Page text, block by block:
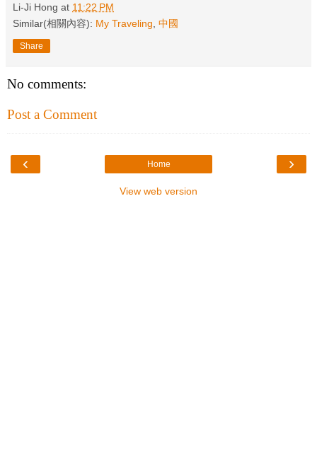
Li-Ji Hong at 11:22 PM
Similar(相關內容): My Traveling 中國
Share
No comments:
Post a Comment
‹ ›
Home
View web version